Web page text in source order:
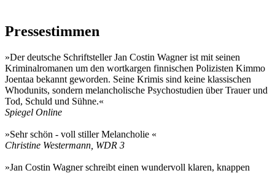
Pressestimmen
»Der deutsche Schriftsteller Jan Costin Wagner ist mit seinen
Kriminalromanen um den wortkargen finnischen Polizisten Kimmo
Joentaa bekannt geworden. Seine Krimis sind keine klassischen
Whodunits, sondern melancholische Psychostudien über Trauer und
Tod, Schuld und Sühne.«
Spiegel Online
»Sehr schön - voll stiller Melancholie «
Christine Westermann, WDR 3
»Jan Costin Wagner schreibt einen wundervoll klaren, knappen